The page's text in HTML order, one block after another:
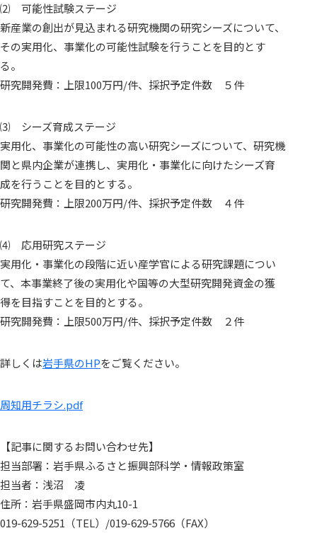
arrow_forward アセット情報システム
arrow_forwardニュース＆イベント
⑵ 可能性試験ステージ
新産業の創出が見込まれる研究機関の研究シーズについて、
その実用化、事業化の可能性試験を行うことを目的とす
る。
研究開発費：上限100万円/件、採択予定件数 ５件
⑶ シーズ育成ステージ
実用化、事業化の可能性の高い研究シーズについて、研究機
関と県内企業が連携し、実用化・事業化に向けたシーズ育
成を行うことを目的とする。
研究開発費：上限200万円/件、採択予定件数 ４件
⑷ 応用研究ステージ
実用化・事業化の段階に近い産学官による研究課題につい
て、本事業終了後の実用化や国等の大型研究開発資金の獲
得を目指すことを目的とする。
研究開発費：上限500万円/件、採択予定件数 ２件
詳しくは岩手県のHPをご覧ください。
周知用チラシ.pdf
【記事に関するお問い合わせ先】
担当部署：岩手県ふるさと振興部科学・情報政策室
担当者：浅沼 凌
住所：岩手県盛岡市内丸10-1
019-629-5251（TEL）/019-629-5766（FAX）